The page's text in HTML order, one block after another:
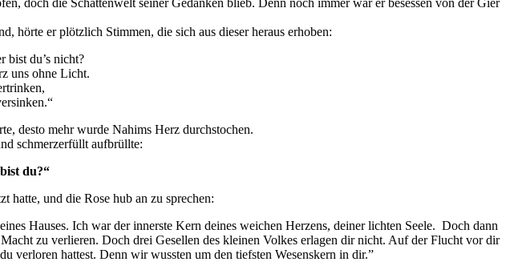
hörte er plötzlich Stimmen, die sich aus dieser heraus erhoben:
bist du’s nicht?
uns ohne Licht.
desto mehr wurde Nahims Herz durchstochen.
schmerzerfüllt aufbrüllte:
du?“
hatte, und die Rose hub an zu sprechen:
Hauses. Ich war der innerste Kern deines weichen Herzens, deiner lichten Seele. Doch dann
zu verlieren. Doch drei Gesellen des kleinen Volkes erlagen dir nicht. Auf der Flucht vor dir
verloren hattest. Denn wir wussten um den tiefsten Wesenskern in dir.”